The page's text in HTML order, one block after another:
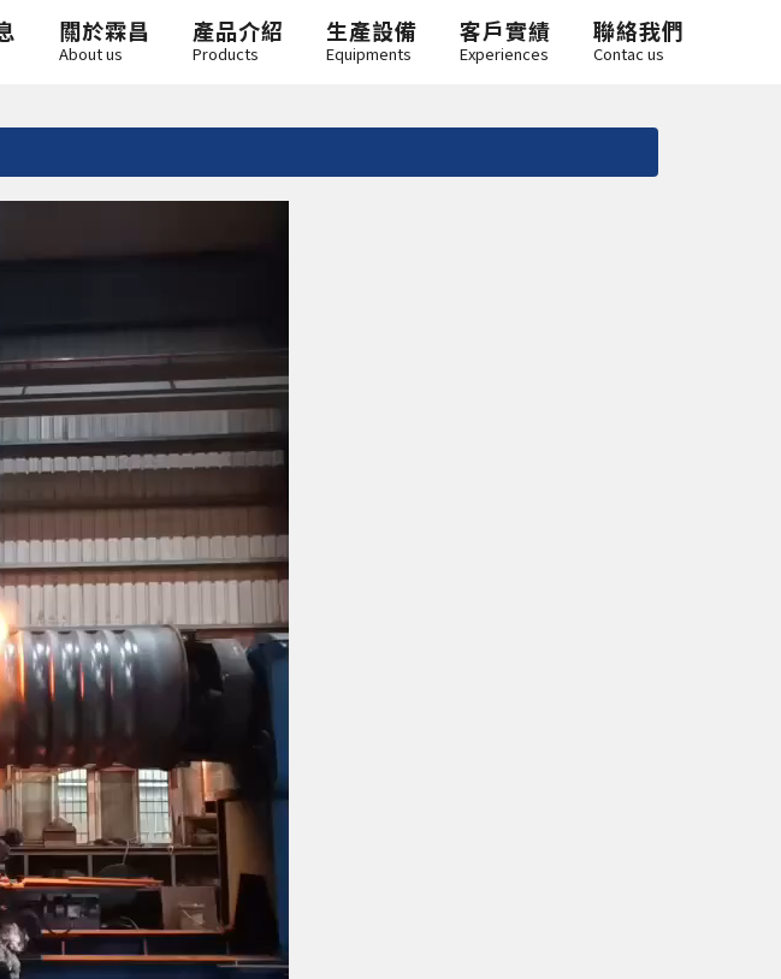
關於霖昌
About us
產品介紹
Products
生產設備
Equipments
客戶實績
Experiences
聯絡我們
Contac us